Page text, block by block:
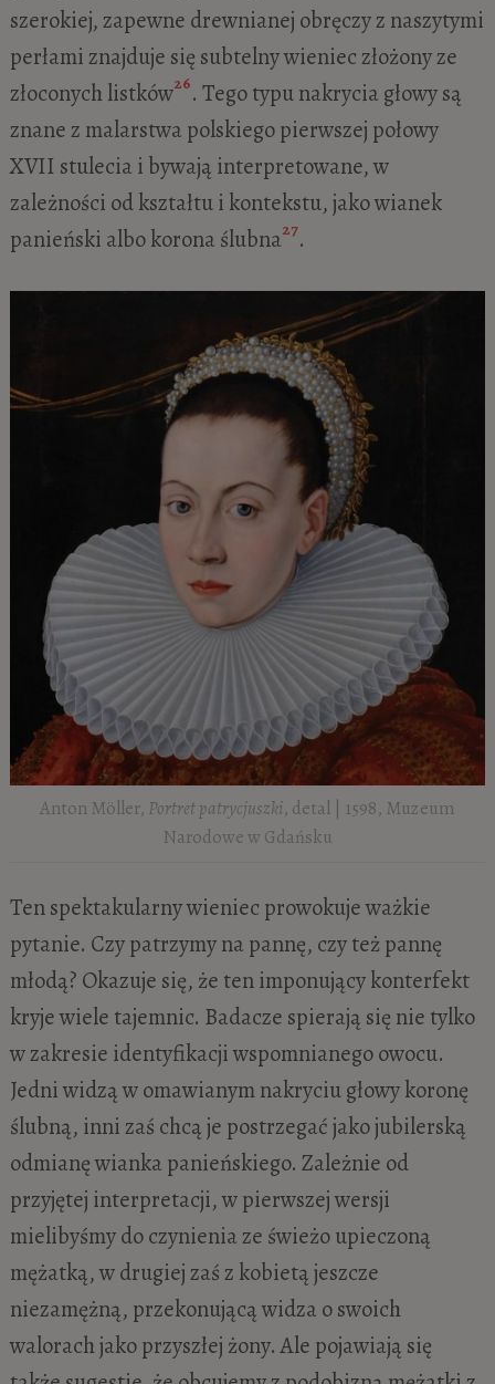
szerokiej, zapewne drewnianej obręczy z naszytymi
perłami znajduje się subtelny wieniec złożony ze
złoconych listków26. Tego typu nakrycia głowy są
znane z malarstwa polskiego pierwszej połowy
XVII stulecia i bywają interpretowane, w
zależności od kształtu i kontekstu, jako wianek
panieński albo korona ślubna27.
Anton Möller, Portret patrycjuszki, detal | 1598, Muzeum
Narodowe w Gdańsku
Ten spektakularny wieniec prowokuje ważkie
pytanie. Czy patrzymy na pannę, czy też pannę
młodą? Okazuje się, że ten imponujący konterfekt
kryje wiele tajemnic. Badacze spierają się nie tylko
w zakresie identyfikacji wspomnianego owocu.
Jedni widzą w omawianym nakryciu głowy koronę
ślubną, inni zaś chcą je postrzegać jako jubilerską
odmianę wianka panieńskiego. Zależnie od
przyjętej interpretacji, w pierwszej wersji
mielibyśmy do czynienia ze świeżo upieczoną
mężatką, w drugiej zaś z kobietą jeszcze
niezamężną, przekonującą widza o swoich
walorach jako przyszłej żony. Ale pojawiają się